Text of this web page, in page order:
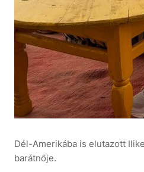
Dél-Amerikába is elutazott
barátnője.